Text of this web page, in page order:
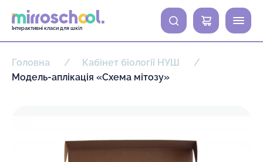
Інтерактивні класи для шкіл
0
Головна
Кабінет біології НУШ
Модель-аплікація «Схема мітозу»